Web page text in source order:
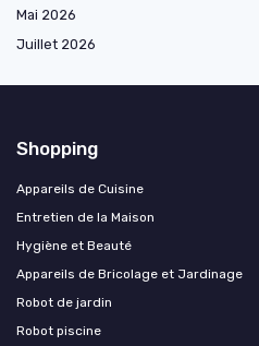
Mai 2026
Juillet 2026
Shopping
Appareils de Cuisine
Entretien de la Maison
Hygiène et Beauté
Appareils de Bricolage et Jardinage
Robot de jardin
Robot piscine